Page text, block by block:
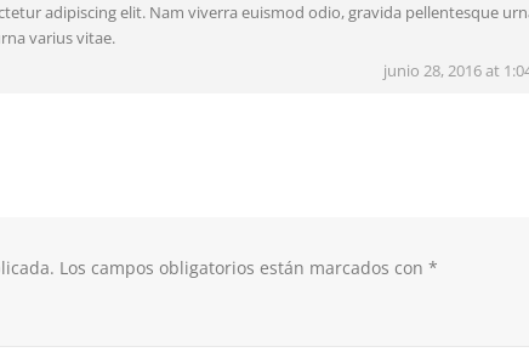
adipiscing elit. Nam viverra euismod odio, gravida pellentesque
varius vitae.
junio 28, 2016 at
Los campos obligatorios están marcados con *